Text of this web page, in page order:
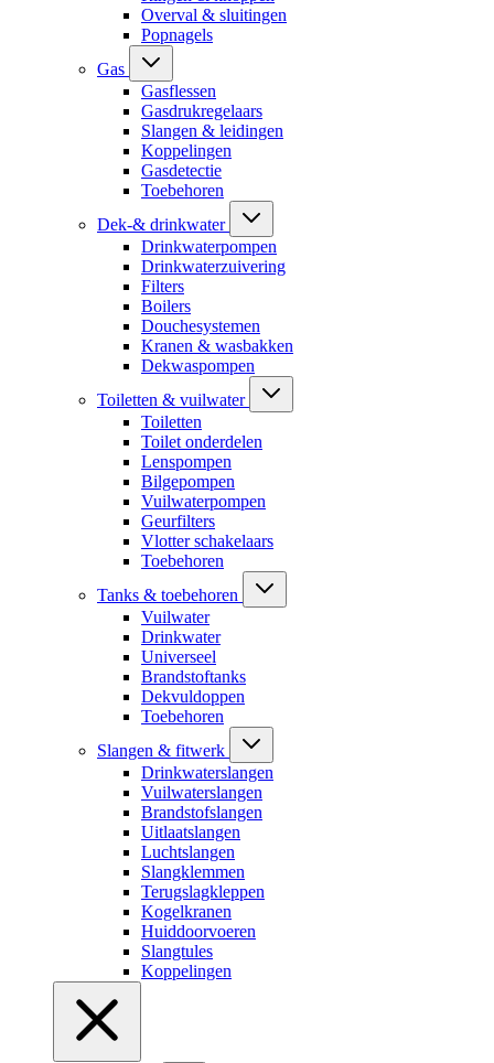
Overval & sluitingen
Popnagels
Gas
Gasflessen
Gasdrukregelaars
Slangen & leidingen
Koppelingen
Gasdetectie
Toebehoren
Dek-& drinkwater
Drinkwaterpompen
Drinkwaterzuivering
Filters
Boilers
Douchesystemen
Kranen & wasbakken
Dekwaspompen
Toiletten & vuilwater
Toiletten
Toilet onderdelen
Lenspompen
Bilgepompen
Vuilwaterpompen
Geurfilters
Vlotter schakelaars
Toebehoren
Tanks & toebehoren
Vuilwater
Drinkwater
Universeel
Brandstoftanks
Dekvuldoppen
Toebehoren
Slangen & fitwerk
Drinkwaterslangen
Vuilwaterslangen
Brandstofslangen
Uitlaatslangen
Luchtslangen
Slangklemmen
Terugslagkleppen
Kogelkranen
Huiddoorvoeren
Slangtules
Koppelingen